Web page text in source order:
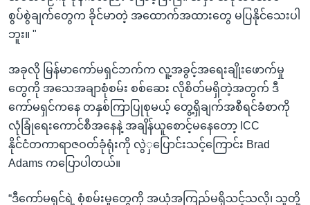
စွပ်စွဲချက်တွေက ခိုင်မာတဲ့ အထောက်အထားတွေ မပြနိုင်သေးပါ
ဘူး။ "
အခုလို မြန်မာကော်မရှင်ဘက်က လူ့အခွင့်အရေးချိုးဖောက်မှု
တွေကို အသေအချာစုံစမ်း စစ်ဆေး လိုစိတ်မရှိတဲ့အတွက် ဒီ
ကော်မရှင်ကနေ တနှစ်ကြာပြုစုမယ့် တွေ့ရှိချက်အစီရင်ခံစာကို
လုံခြုံရေးကောင်စီအနေနဲ့ အချိန်ယူစောင့်မနေတော့ ICC
နိုင်ငံတကာရာဇဝတ်ခုံရုံးကို လွဲှပြောင်းသင့်ကြောင်း Brad
Adams ကပြောပါတယ်။
“ဒီကော်မရှင်ရဲ့ စုံစမ်းမှုတွေကို အယုံအကြည်မရှိသင့်သလို၊ သူတို့